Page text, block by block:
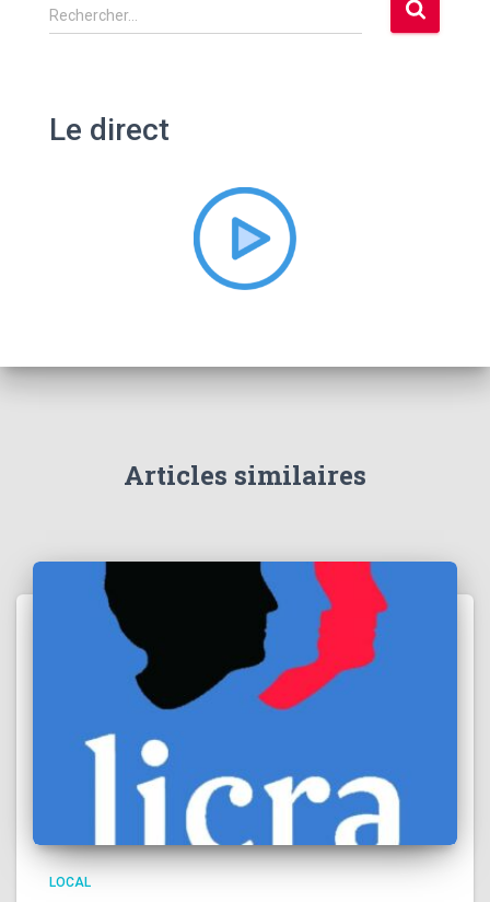
R
e
Rechercher…
Le direct
Articles similaires
LOCAL